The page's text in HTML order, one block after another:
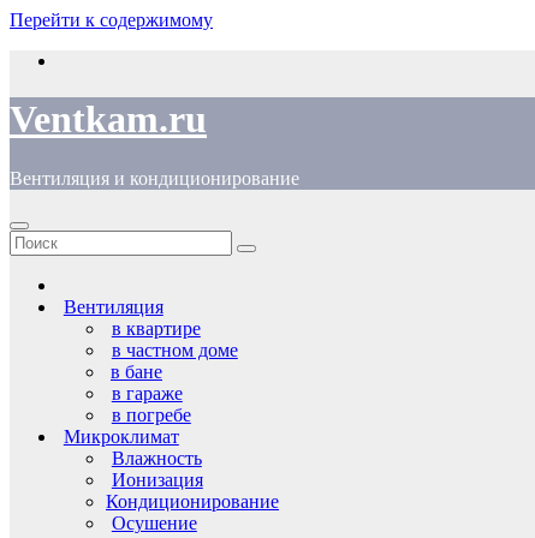
Перейти к содержимому
Ventkam.ru
Вентиляция и кондиционирование
Вентиляция
в квартире
в частном доме
в бане
в гараже
в погребе
Микроклимат
Влажность
Ионизация
Кондиционирование
Осушение